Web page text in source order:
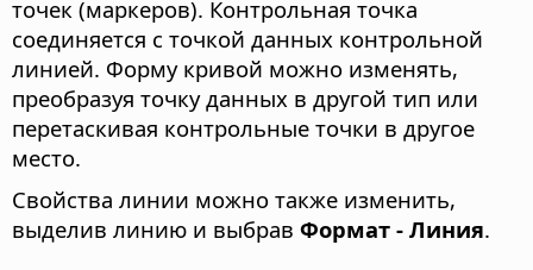
точек (маркеров). Контрольная точка
соединяется с точкой данных контрольной
линией. Форму кривой можно изменять,
преобразуя точку данных в другой тип или
перетаскивая контрольные точки в другое
место.
Свойства линии можно также изменить,
выделив линию и выбрав Формат - Линия.